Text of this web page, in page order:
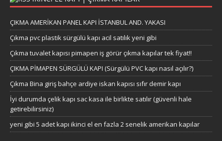
ÇIKMA AMERİKAN PANEL KAPI İSTANBUL AND. YAKASI
Çıkma pvc plastik sürgülü kapı acil satılık yeni gibi
Çıkma tuvalet kapısı pimapen iş görür çıkma kapılar tek fiyat!!
ÇIKMA PİMAPEN SÜRGÜLÜ KAPI (Sürgülü PVC kapı nasıl açılır?)
Çıkma Bina giriş bahçe ardiye iskan kapısı sıfır demir kapı
İyi durumda çelik kapı sac kasa ile birlikte satılır (güvenli hale
getirebilirsiniz)
yeni gibi 5 adet kapı ikinci el en fazla 2 senelik amerikan kapılar